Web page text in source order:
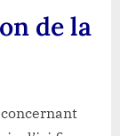
de la